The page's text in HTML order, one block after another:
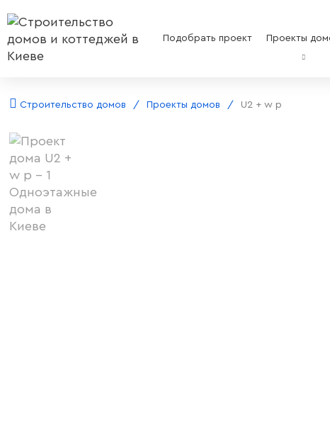
Подобрать проект Проекты
Строительство домов Проекты домов U2 + w p